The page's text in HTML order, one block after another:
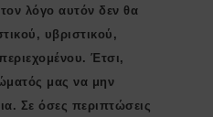
λόγο αυτόν δεν θα
υβριστικού,
Έτσι,
μας να μην
Σε όσες περιπτώσεις